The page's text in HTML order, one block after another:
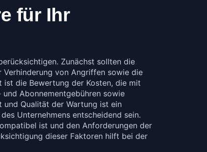
für Ihr
Zunächst sollten die
von Angriffen sowie die
die Bewertung der Kosten, die mit
Abonnementgebühren sowie
Qualität der Wartung ist ein
Unternehmens entscheidend sein.
ist und den Anforderungen der
dieser Faktoren hilft bei der